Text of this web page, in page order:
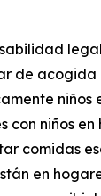
de
niños
comidas
en